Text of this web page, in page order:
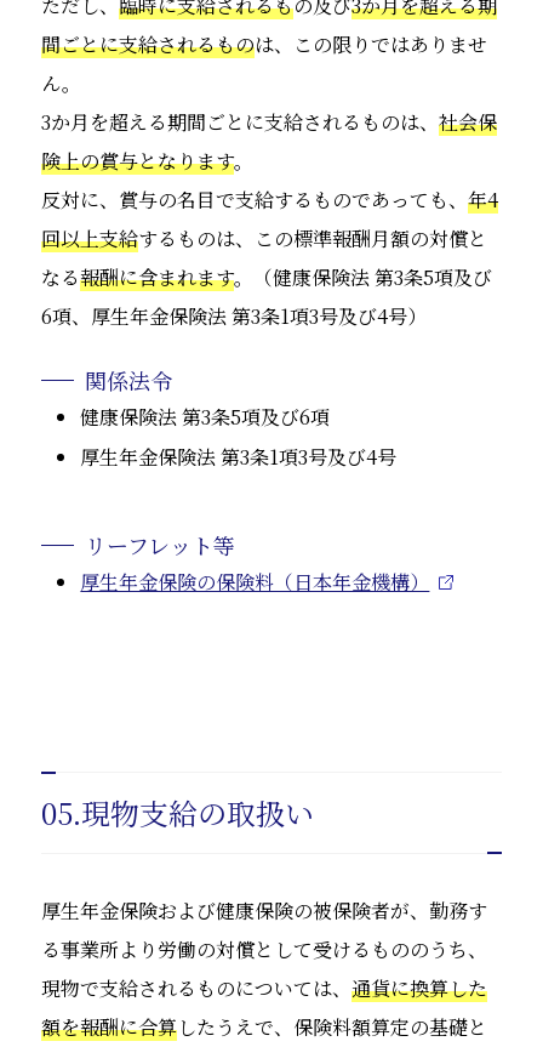
間ごとに支給されるものは、この限りではありませ
ん。
3か月を超える期間ごとに支給されるものは、社会保
険上の賞与となります。
反対に、賞与の名目で支給するものであっても、年4
回以上支給するものは、この標準報酬月額の対償と
なる報酬に含まれます。（健康保険法 第3条5項及び
6項、厚生年金保険法 第3条1項3号及び4号）
関係法令
健康保険法 第3条5項及び6項
厚生年金保険法 第3条1項3号及び4号
リーフレット等
厚生年金保険の保険料（日本年金機構）
05.現物支給の取扱い
厚生年金保険および健康保険の被保険者が、勤務す
る事業所より労働の対償として受けるもののうち、
現物で支給されるものについては、通貨に換算した
額を報酬に合算したうえで、保険料額算定の基礎と